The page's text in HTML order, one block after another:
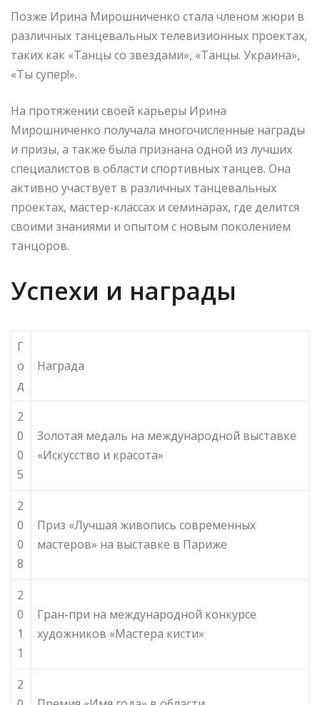
Позже Ирина Мирошниченко стала членом жюри в
различных танцевальных телевизионных проектах,
таких как «Танцы со звездами», «Танцы. Украина»,
«Ты супер!».
На протяжении своей карьеры Ирина
Мирошниченко получала многочисленные награды
и призы, а также была признана одной из лучших
специалистов в области спортивных танцев. Она
активно участвует в различных танцевальных
проектах, мастер-классах и семинарах, где делится
своими знаниями и опытом с новым поколением
танцоров.
Успехи и награды
Г
о
д
Награда
2
0
0
5
Золотая медаль на международной выставке
«Искусство и красота»
2
0
0
8
Приз «Лучшая живопись современных
мастеров» на выставке в Париже
2
0
1
1
Гран-при на международной конкурсе
художников «Мастера кисти»
2